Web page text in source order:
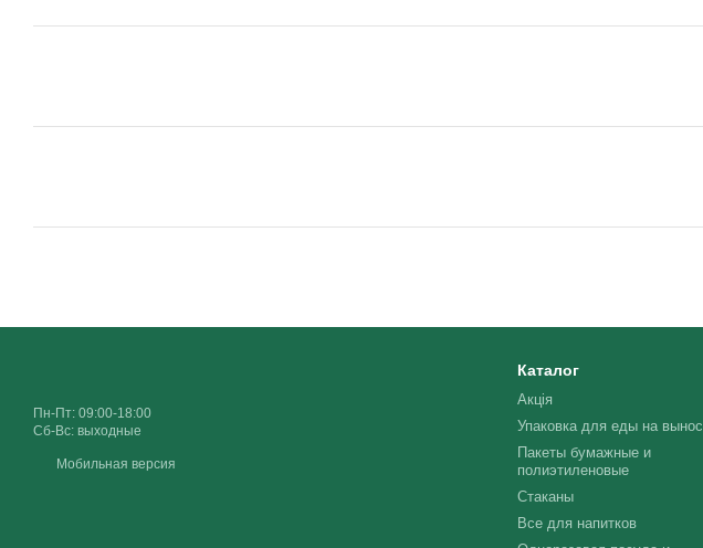
Пн-Пт: 09:00-18:00
Сб-Вс: выходные
Мобильная версия
Каталог
Акція
Упаковка для еды на вынос
Пакеты бумажные и
полиэтиленовые
Стаканы
Все для напитков